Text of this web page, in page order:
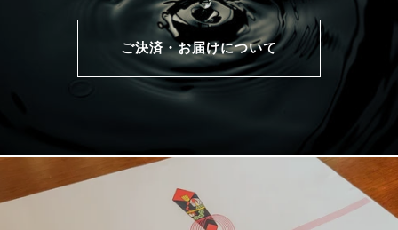
ご決済・お届けについて